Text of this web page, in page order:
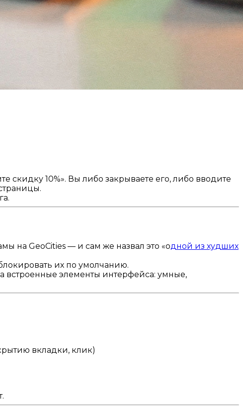
скидку 10%». Вы либо закрываете его, либо вводите
на GeoCities — и сам же назвал это «одной из худших
их по умолчанию.
встроенные элементы интерфейса: умные,
вкладки, клик)